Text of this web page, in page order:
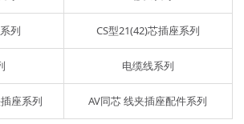
列 CS型21(42)芯插座系列
电缆线系列
座系列 AV同芯 线夹插座配件系列